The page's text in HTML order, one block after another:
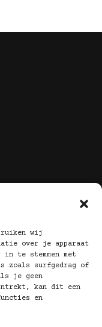
wij
over je apparaat
te stemmen met
zoals surfgedrag of
je geen
intrekt, kan dit een
en